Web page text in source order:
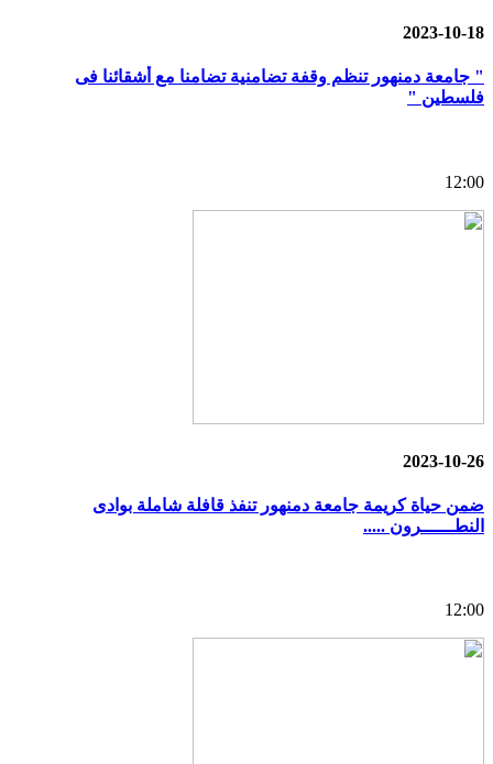
2023-10-18
" جامعة دمنهور تنظم وقفة تضامنية تضامنا مع أشقائنا فى
فلسطين "
12:00
2023-10-26
ضمن حياة كريمة جامعة دمنهور تنفذ قافلة شاملة بوادى
النطــــــرون .....
12:00